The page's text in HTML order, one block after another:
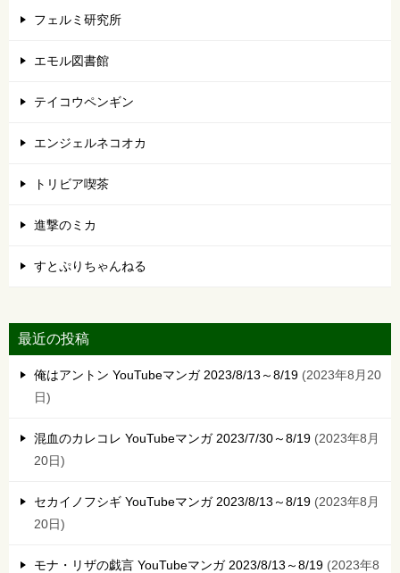
フェルミ研究所
エモル図書館
テイコウペンギン
エンジェルネコオカ
トリビア喫茶
進撃のミカ
すとぷりちゃんねる
最近の投稿
俺はアントン YouTubeマンガ 2023/8/13～8/19
2023年8月20
日
混血のカレコレ YouTubeマンガ 2023/7/30～8/19
2023年8月
20日
セカイノフシギ YouTubeマンガ 2023/8/13～8/19
2023年8月
20日
モナ・リザの戯言 YouTubeマンガ 2023/8/13～8/19
2023年8